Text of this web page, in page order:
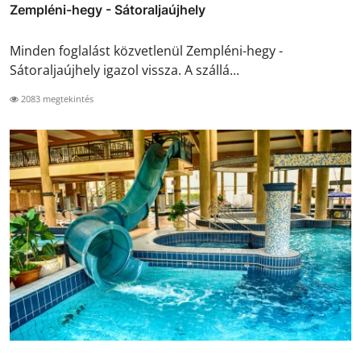
Zempléni-hegy - Sátoraljaújhely
Minden foglalást közvetlenül Zempléni-hegy -
Sátoraljaújhely igazol vissza. A szállá...
2083 megtekintés